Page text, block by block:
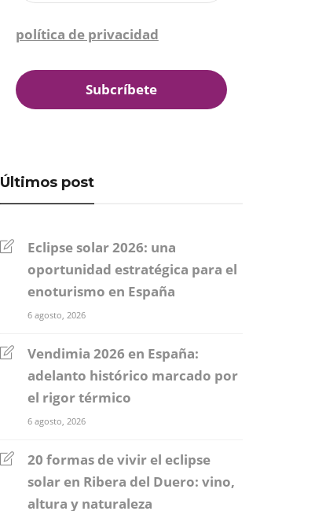
política de privacidad
Últimos post
Eclipse solar 2026: una
oportunidad estratégica para el
enoturismo en España
6 agosto, 2026
Vendimia 2026 en España:
adelanto histórico marcado por
el rigor térmico
6 agosto, 2026
20 formas de vivir el eclipse
solar en Ribera del Duero: vino,
altura y naturaleza